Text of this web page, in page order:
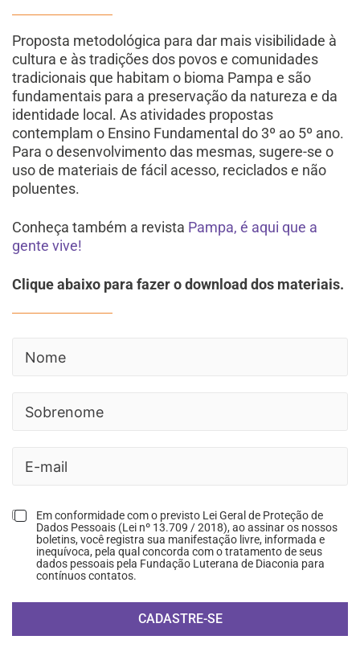
Proposta metodológica para dar mais visibilidade à
cultura e às tradições dos povos e comunidades
tradicionais que habitam o bioma Pampa e são
fundamentais para a preservação da natureza e da
identidade local. As atividades propostas
contemplam o Ensino Fundamental do 3º ao 5º ano.
Para o desenvolvimento das mesmas, sugere-se o
uso de materiais de fácil acesso, reciclados e não
poluentes.
Conheça também a revista Pampa, é aqui que a
gente vive!
Clique abaixo para fazer o download dos materiais.
Em conformidade com o previsto Lei Geral de Proteção de
Dados Pessoais (Lei nº 13.709 / 2018), ao assinar os nossos
boletins, você registra sua manifestação livre, informada e
inequívoca, pela qual concorda com o tratamento de seus
dados pessoais pela Fundação Luterana de Diaconia para
contínuos contatos.
CADASTRE-SE